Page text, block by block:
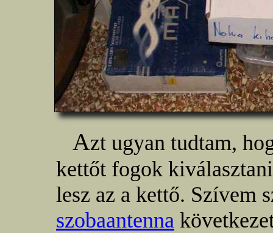
Azt ugyan tudtam,
kettőt fogok
lesz az a kettő. Szívem
szobaantenna